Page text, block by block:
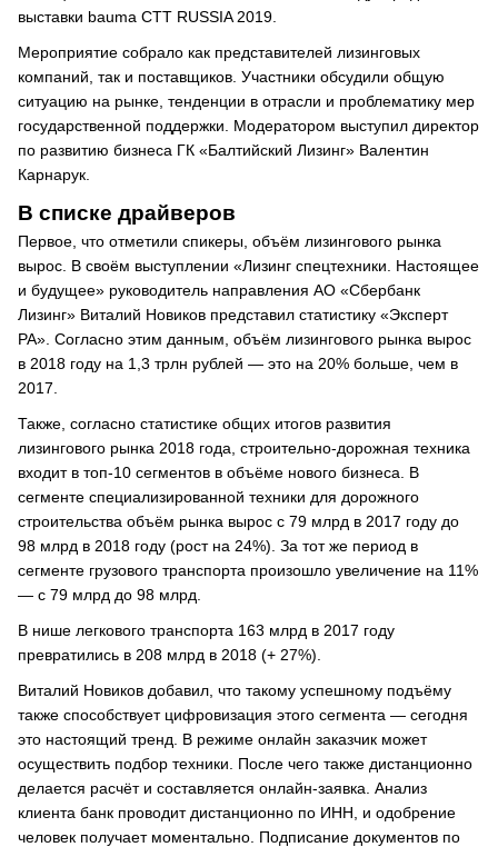
выставки bauma CTT RUSSIA 2019.
Мероприятие собрало как представителей лизинговых
компаний, так и поставщиков. Участники обсудили общую
ситуацию на рынке, тенденции в отрасли и проблематику мер
государственной поддержки. Модератором выступил директор
по развитию бизнеса ГК «Балтийский Лизинг» Валентин
Карнарук.
В списке драйверов
Первое, что отметили спикеры, объём лизингового рынка
вырос. В своём выступлении «Лизинг спецтехники. Настоящее
и будущее» руководитель направления АО «Сбербанк
Лизинг» Виталий Новиков представил статистику «Эксперт
РА». Согласно этим данным, объём лизингового рынка вырос
в 2018 году на 1,3 трлн рублей — это на 20% больше, чем в
2017.
Также, согласно статистике общих итогов развития
лизингового рынка 2018 года, строительно-дорожная техника
входит в топ-10 сегментов в объёме нового бизнеса. В
сегменте специализированной техники для дорожного
строительства объём рынка вырос с 79 млрд в 2017 году до
98 млрд в 2018 году (рост на 24%). За тот же период в
сегменте грузового транспорта произошло увеличение на 11%
— с 79 млрд до 98 млрд.
В нише легкового транспорта 163 млрд в 2017 году
превратились в 208 млрд в 2018 (+ 27%).
Виталий Новиков добавил, что такому успешному подъёму
также способствует цифровизация этого сегмента — сегодня
это настоящий тренд. В режиме онлайн заказчик может
осуществить подбор техники. После чего также дистанционно
делается расчёт и составляется онлайн-заявка. Анализ
клиента банк проводит дистанционно по ИНН, и одобрение
человек получает моментально. Подписание документов по